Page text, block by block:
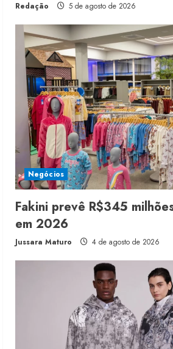
Redação 5 de agosto de 2026
Negócios
Fakini prevê R$345
em 2026
Jussara Maturo 4 de agosto de 2026